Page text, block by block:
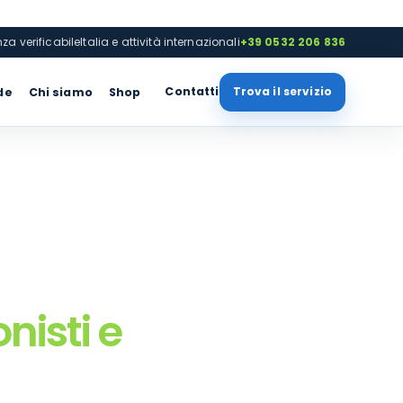
verificabileItalia e attività internazionali+39 0532 206 836
Chi siamo Shop Contatti Trova il servizio
e